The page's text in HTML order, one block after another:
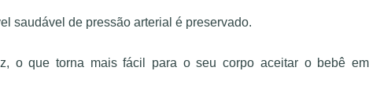
saudável de pressão arterial é preservado.
o que torna mais fácil para o seu corpo aceitar o bebê em